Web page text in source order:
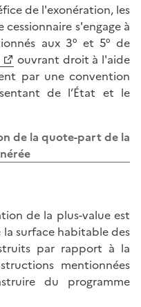
de l'exonération, les
s'engage à
aux 3° et 5° de
ouvrant droit à l'aide
par une convention
de l’État et le
de la quote-part de la
de la plus-value est
surface habitable des
par rapport à la
mentionnées
du programme